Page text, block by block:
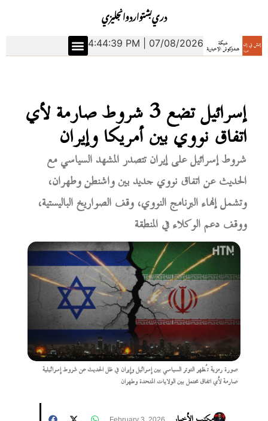
انجليزياردوبشتودري
4:44:40 PM | 07/08/2026
إسرائيل تضع 3 شروط صارمة لأي
اتفاق نووي بين أمريكا وإيران
شروط إسرائيل على إيران تتصدر المشهد السياسي مع
الحديث عن اتفاق نووي جديد بين واشنطن وطهران،
وتشمل إنهاء البرنامج النووي، وقف الصواريخ الباليستية،
ووقف دعم الوكلاء في المنطقة
صورة رمزية تُظهر التوتر السياسي بين إسرائيل وإيران في ظل الحديث عن شروط إسرائيلية
صارمة لأي اتفاق محتمل بين الولايات المتحدة وطهران